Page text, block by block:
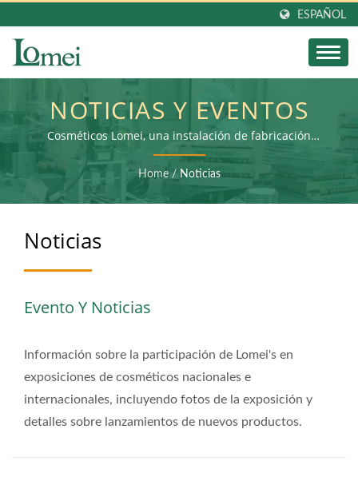
ESPAÑOL
NOTICIAS Y EVENTOS
Cosméticos Lomei, una instalación de fabricación
especializada en envases y embalajes de cosméticos
ecológicos y sostenibles
Home / Noticias
Noticias
Evento Y Noticias
Información sobre la participación de Lomei's en
exposiciones de cosméticos nacionales e
internacionales, incluyendo fotos de la exposición y
detalles sobre lanzamientos de nuevos productos.